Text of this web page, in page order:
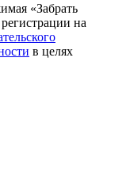
«Забрать
на
в целях